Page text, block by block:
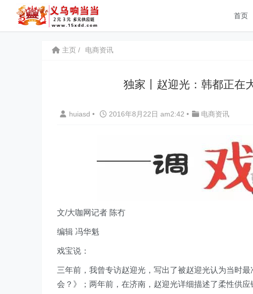
首页
主页 电商资讯
独家丨赵迎光：韩都正在
huiasd • 2016年8月22日 am2:42 • 电商资讯
文/大咖网记者 陈冇
编辑 冯华魁
戏宝说：
三年前，我曾专访赵迎光，写出了被赵迎光认为当时
会？》；两年前，在济南，赵迎光详细描述了柔性供